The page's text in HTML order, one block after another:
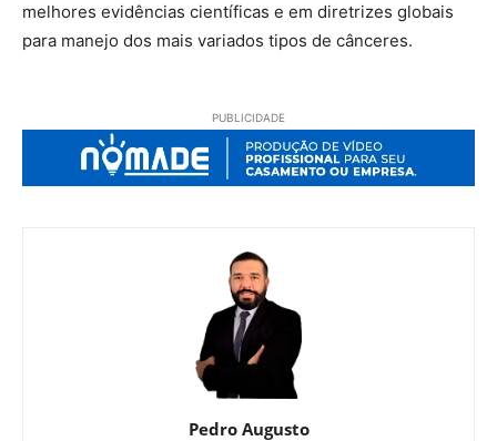
melhores evidências científicas e em diretrizes globais
para manejo dos mais variados tipos de cânceres.
PUBLICIDADE
Pedro Augusto